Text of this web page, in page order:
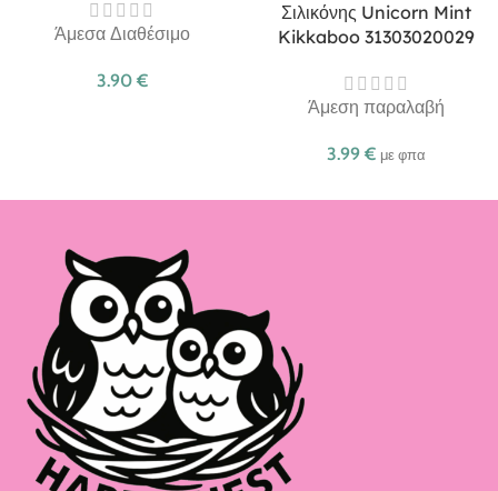
Άμεσα Διαθέσιμο
3.90 €
Σιλικόνης Unicorn Mint
Kikkaboo 31303020029
Άμεση παραλαβή
3.99 € με φπα